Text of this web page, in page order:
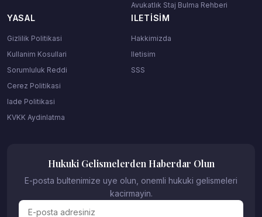
Avukatlık Staj Bulma Rehberi
YASAL
Gizlilik Politikasi
Kullanim Kosullari
Sorumluluk Reddi
Cerez Politikasi
Iade Politikasi
KVKK Aydinlatma
ILETISIM
Hakkimizda
Iletisim
SSS
Hukuki Gelismelerden Haberdar Olun
E-posta bultenimize uye olun, onemli hukuki gelismeleri
kacirmayin.